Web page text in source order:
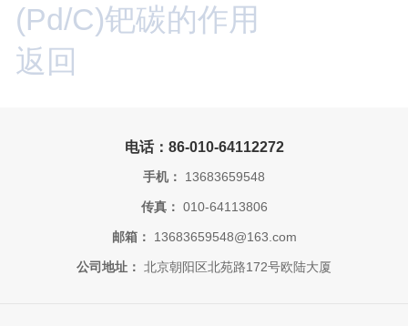
(Pd/C)钯碳的作用
返回
电话：86-010-64112272
手机： 13683659548
传真： 010-64113806
邮箱： 13683659548@163.com
公司地址： 北京朝阳区北苑路172号欧陆大厦